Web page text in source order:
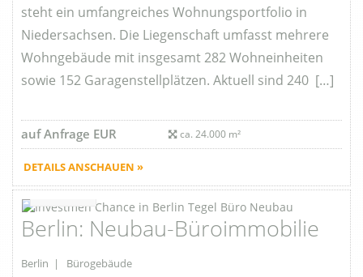
steht ein umfangreiches Wohnungsportfolio in
Niedersachsen. Die Liegenschaft umfasst mehrere
Wohngebäude mit insgesamt 282 Wohneinheiten
sowie 152 Garagenstellplätzen. Aktuell sind 240 […]
auf Anfrage EUR ca. 24.000 m²
DETAILS ANSCHAUEN »
Favorite
Berlin: Neubau-Büroimmobilie
Berlin | Bürogebäude